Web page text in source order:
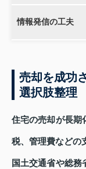
情報発信の工夫
売却を成功
選択肢整理
住宅の売却が長期
税、管理費などの
国土交通省や総務